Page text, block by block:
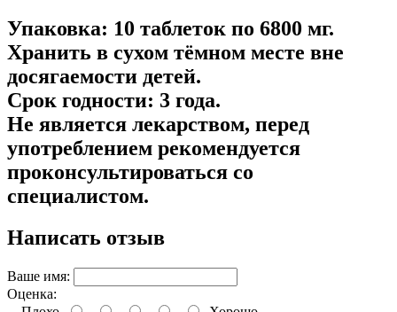
Упаковка: 10 таблеток по 6800 мг.
Хранить в сухом тёмном месте вне
досягаемости детей.
Срок годности: 3 года.
Не является лекарством, перед
употреблением рекомендуется
проконсультироваться со
специалистом.
Написать отзыв
Ваше имя:
Оценка: